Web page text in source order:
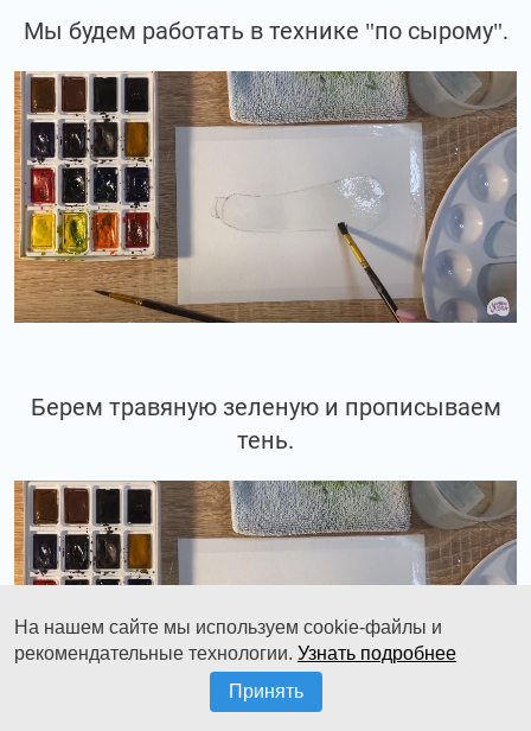
Мы будем работать в технике "по сырому".
Берем травяную зеленую и прописываем
тень.
На нашем сайте мы используем cookie-файлы и
рекомендательные технологии. Узнать подробнее
Принять